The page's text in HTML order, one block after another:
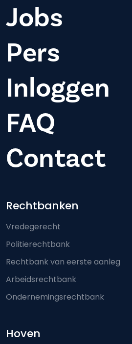
Jobs
Pers
Inloggen
FAQ
Contact
Footer-menu
Rechtbanken
Vredegerecht
Politierechtbank
Rechtbank van eerste aanleg
Arbeidsrechtbank
Ondernemingsrechtbank
Hoven